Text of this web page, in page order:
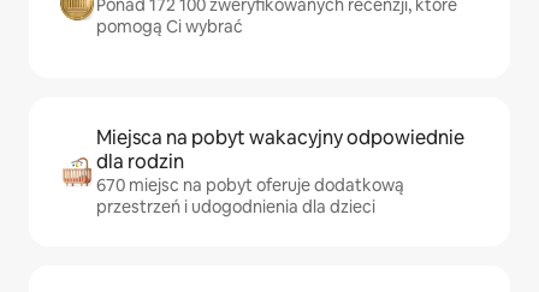
Ponad 172 100 zweryfikowanych recenzji, które
pomogą Ci wybrać
Miejsca na pobyt wakacyjny odpowiednie
dla rodzin
670 miejsc na pobyt oferuje dodatkową
przestrzeń i udogodnienia dla dzieci